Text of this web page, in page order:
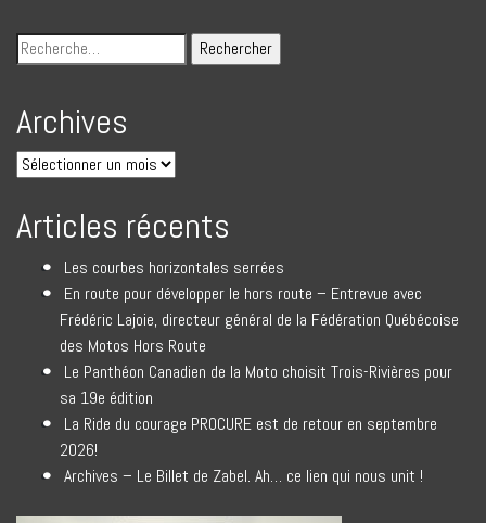
Archives
Articles récents
Les courbes horizontales serrées
En route pour développer le hors route – Entrevue avec
Frédéric Lajoie, directeur général de la Fédération Québécoise
des Motos Hors Route
Le Panthéon Canadien de la Moto choisit Trois-Rivières pour
sa 19e édition
La Ride du courage PROCURE est de retour en septembre
2026!
Archives – Le Billet de Zabel. Ah… ce lien qui nous unit !